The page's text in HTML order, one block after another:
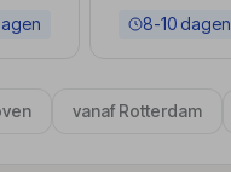
8-10 dagen
vanaf Rotterdam